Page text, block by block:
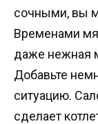
сочными, вы
Временами
даже нежная
Добавьте
ситуацию.
сделает